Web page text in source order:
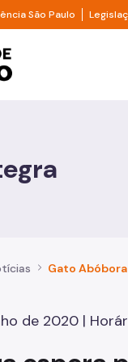
acesso à informação
São Paulo Divisor
São
de 2020 |